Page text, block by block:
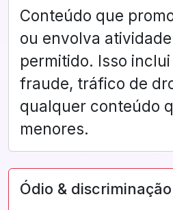
Conteúdo que
ou envolva
permitido. Isso
fraude, tráfico de
qualquer conteúdo
menores.
Ódio & discriminação